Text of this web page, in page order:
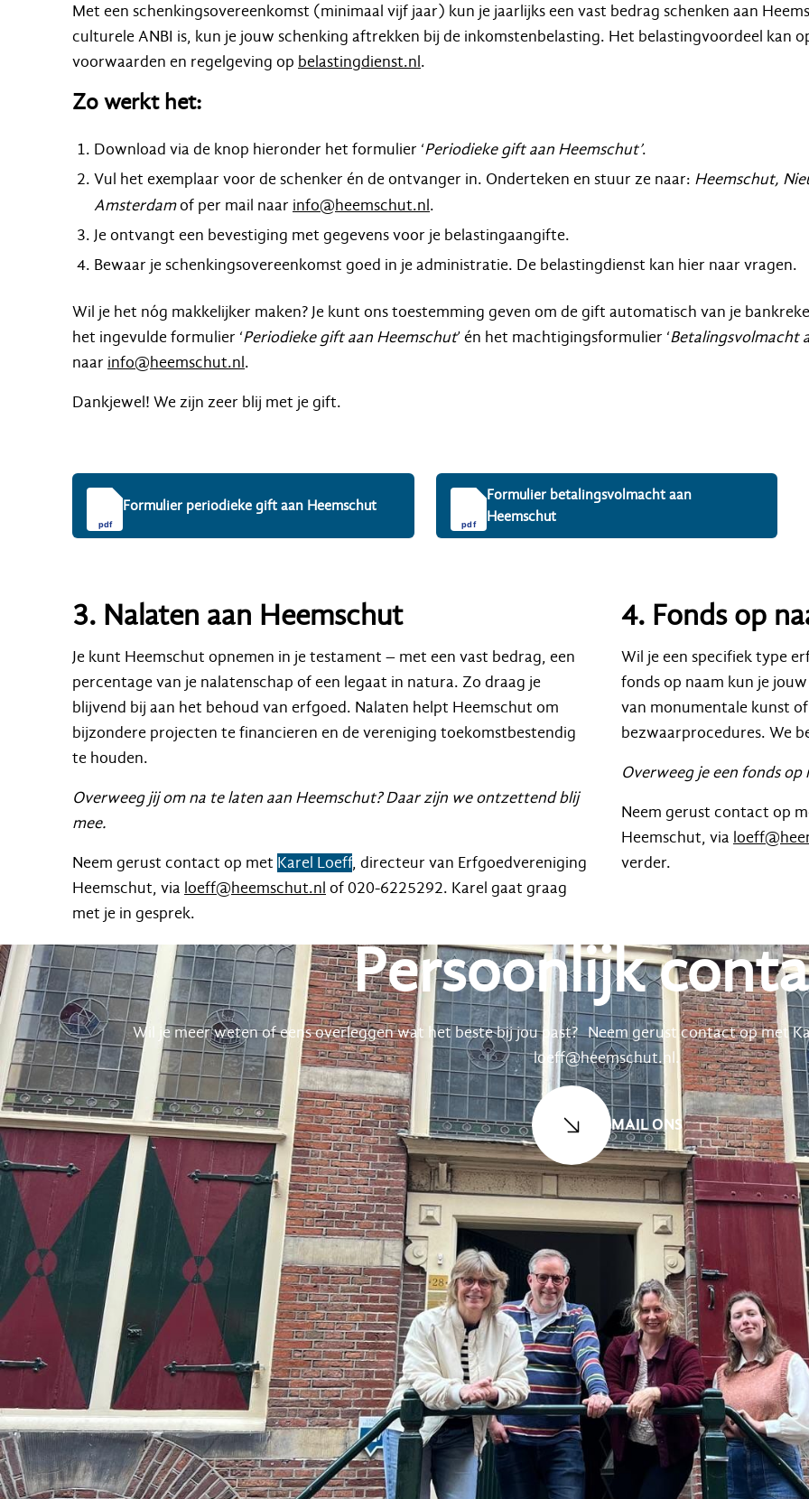
Met een schenkingsovereenkomst (minimaal vijf jaar) kun je jaarlijks een vast bedrag schenken aan
culturele ANBI is, kun je jouw schenking aftrekken bij de inkomstenbelasting. Het belastingvoordeel kan
voorwaarden en regelgeving op belastingdienst.nl.
Zo werkt het:
Download via de knop hieronder het formulier ‘Periodieke gift aan Heemschut’.
Vul het exemplaar voor de schenker én de ontvanger in. Onderteken en stuur ze naar: Heemschut,
Amsterdamof per mail naar info@heemschut.nl.
Je ontvangt een bevestiging met gegevens voor je belastingaangifte.
Bewaar je schenkingsovereenkomst goed in je administratie. De belastingdienst kan hier naar vragen.
Wil je het nóg makkelijker maken? Je kunt ons toestemming geven om de gift automatisch van je
het ingevulde formulier ‘Periodieke gift aan Heemschut’ én het machtigingsformulier ‘Betalingsvolmacht
naar info@heemschut.nl.
Dankjewel! We zijn zeer blij met je gift.
pdf
Formulier periodieke gift aan Heemschut
pdf
Formulier betalingsvolmacht aan
Heemschut
3. Nalaten aan Heemschut
Je kunt Heemschut opnemen in je testament – met een vast bedrag, een
percentage van je nalatenschap of een legaat in natura. Zo draag je
blijvend bij aan het behoud van erfgoed. Nalaten helpt Heemschut om
bijzondere projecten te financieren en de vereniging toekomstbestendig
te houden.
Overweeg jij om na te laten aan Heemschut? Daar zijn we ontzettend blij
mee.
Neem gerust contact op met Karel Loeff, directeur van Erfgoedvereniging
Heemschut, via loeff@heemschut.nl of 020-6225292. Karel gaat graag
met je in gesprek.
4. Fonds op
Wil je een specifiek type
fonds op naam kun je
van monumentale kunst
bezwaarprocedures. We
Overweeg je een fonds op
Neem gerust contact op
Heemschut, via
verder.
Persoonlijk
Wil je meer weten of eens overleggen wat het beste bij jou past? Neem gerust contact op met
loeff@heemschut.nl.
MAIL ONS